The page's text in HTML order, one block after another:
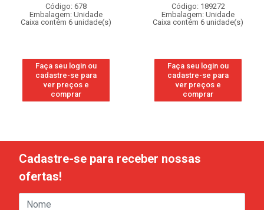
Código: 678
Embalagem: Unidade
Caixa contém 6 unidade(s)
Faça seu login ou
cadastre-se para
ver preços e
comprar
Código: 189272
Embalagem: Unidade
Caixa contém 6 unidade(s)
Faça seu login ou
cadastre-se para
ver preços e
comprar
Cadastre-se para receber nossas
ofertas!